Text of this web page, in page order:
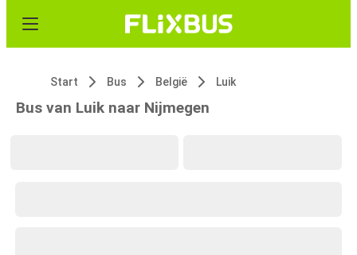
Start Bus België Luik
Bus van Luik naar Nijmegen